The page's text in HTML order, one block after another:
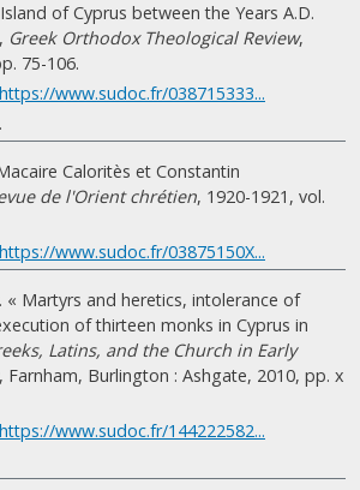
of Cyprus between the Years A.D.
Greek Orthodox Theological Review,
75-106.
https://www.sudoc.fr/038715333...
Caloritès et Constantin
de l'Orient chrétien, 1920-1921, vol.
https://www.sudoc.fr/03875150X...
« Martyrs and heretics, intolerance of
of thirteen monks in Cyprus in
Latins, and the Church in Early
, Farnham, Burlington : Ashgate, 2010, pp. x
https://www.sudoc.fr/144222582...